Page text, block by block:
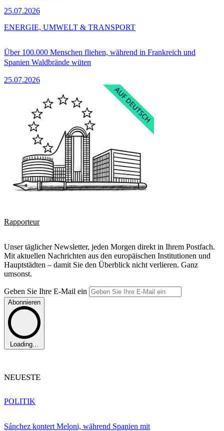
25.07.2026
Über 100.000 Menschen fliehen, während in Frankreich und
Spanien Waldbrände wüten
25.07.2026
ENERGIE, UMWELT & TRANSPORT
Rapporteur
Unser täglicher Newsletter, jeden Morgen direkt in Ihrem Postfach.
Mit aktuellen Nachrichten aus den europäischen Institutionen und
Hauptstädten – damit Sie den Überblick nicht verlieren. Ganz
umsonst.
Geben Sie Ihre E-Mail ein
Abonnieren
Loading...
NEUESTE
Sánchez kontert Meloni, während Spanien mit
POLITIK